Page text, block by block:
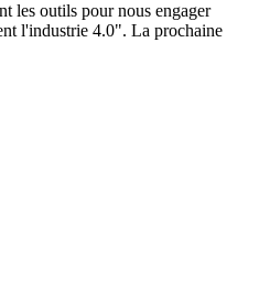
les outils pour nous engager
l'industrie 4.0". La prochaine